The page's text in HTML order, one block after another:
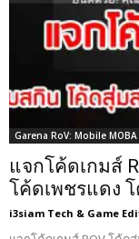
Garena RoV: Mobile MOBA
แจกโค้ดเกมส์
โค้ดเพชรแดง
i3siam Tech & Game